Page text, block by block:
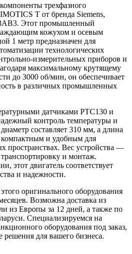
трехфазного
T от бренда Siemens,
Этот промышленный
кожухом и осевым
1 метр предназначен для
технологических
измерительных приборов и
максимальному крутящему
до 3000 об/мин, он обеспечивает
в различных промышленных
датчиками PTC130 и
контроль температуры и
составляет 310 мм, а длина
и удобным для
пространствах. Вес устройства —
транспортировку и монтаж.
этот двигатель соответствует
и надежности.
оригинального оборудования
Возможна доставка из
из Европы за 12 дней, а также по
Специализируемся на
оборудования под заказ,
решения для вашего бизнеса.